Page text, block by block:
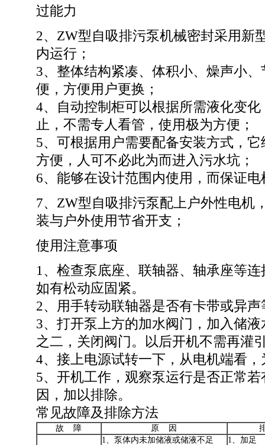
过能力
2、ZW型自吸排污泵机械密封采用新
内运行；
3、整体结构紧凑、体积小、燥声小
便，方便用户更换；
4、自动控制柜可以根据所需液化变
止，不需专人看管，使用极为方便；
5、可根据用户需要配备安装方式，
方便，人可不必此为而进入污水坑；
6、能够在设计范围内使用，而保证
7、ZW型自吸排污泵配上户外性电机
装与户外使用节省开支；
使用注意事项
1、检查泵底座、联轴器、轴承座等
如有松动应固紧。
2、用手转动联轴器是否有卡带或异声
3、打开泵上方的加水阀门，加入储
之二，关闭阀门。以后开机不需再灌
4、接上电源试转一下，从电机端看
5、开机工作，观察泵运行是否正常
因，加以排除。
常见故障及排除方法
故 障 原 因
1、泵体内未加储液或储液不足
1、加足